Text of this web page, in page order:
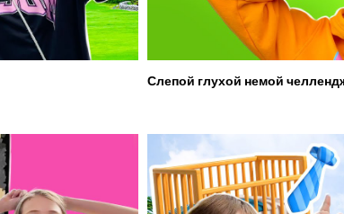
Слепой глухой немой